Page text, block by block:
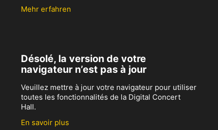
Mehr erfahren
Désolé, la version de votre
navigateur n’est pas à jour
Veuillez mettre à jour votre navigateur pour utiliser
toutes les fonctionnalités de la Digital Concert
Hall.
En savoir plus